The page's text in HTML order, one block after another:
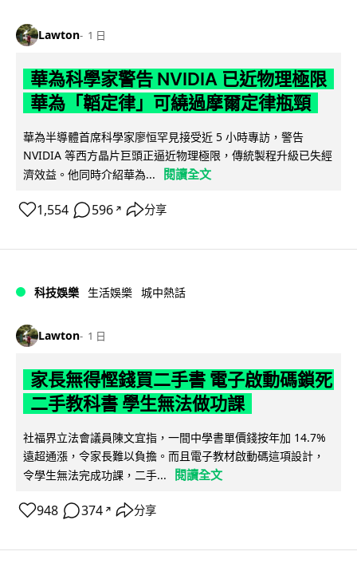
Lawton 1 日
華為科學家警告 NVIDIA 已近物理極限
華為「韜定律」可繞過摩爾定律瓶頸
華為半導體首席科學家廖恒罕見接受近 5 小時專訪，警告
NVIDIA 等西方晶片巨頭正逼近物理極限，傳統製程升級已失經
濟效益。他同時介紹華為...
閱讀全文
1,554 596 ↗ 分享
科技娛樂 生活娛樂 城中熱話
Lawton 1 日
家長無得慳錢買二手書 電子啟動碼鎖死
二手教科書 學生無法做功課
社福界立法會議員陳文宜指，一間中學書單價錢按年加 14.7%
遠超通漲，令家長難以負擔。而且電子教材啟動碼這項設計，
令學生無法完成功課，二手...
閱讀全文
948 374 ↗ 分享